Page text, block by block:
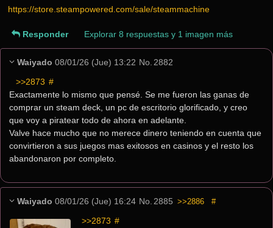
https://store.steampowered.com/sale/steammachine
Responder Explorar 8 respuestas y 1 imagen más
Waiyado 08/01/26 (Jue) 13:22 No. 2882
>>2873 #
Exactamente lo mismo que pensé. Se me fueron las ganas de
comprar un steam deck, un pc de escritorio glorificado, y creo
que voy a piratear todo de ahora en adelante.
Valve hace mucho que no merece dinero teniendo en cuenta que
convirtieron a sus juegos mas exitosos en casinos y el resto los
abandonaron por completo.
Waiyado 08/01/26 (Jue) 16:24 No. 2885 >>2886 #
>>2873 #